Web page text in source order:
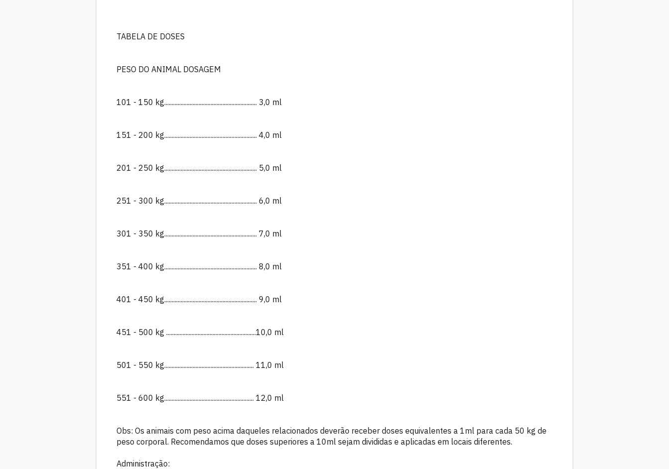
TABELA DE DOSES
PESO DO ANIMAL DOSAGEM
101 - 150 kg.............................................................. 3,0 ml
151 - 200 kg.............................................................. 4,0 ml
201 - 250 kg.............................................................. 5,0 ml
251 - 300 kg.............................................................. 6,0 ml
301 - 350 kg.............................................................. 7,0 ml
351 - 400 kg.............................................................. 8,0 ml
401 - 450 kg.............................................................. 9,0 ml
451 - 500 kg ............................................................10,0 ml
501 - 550 kg............................................................ 11,0 ml
551 - 600 kg............................................................ 12,0 ml
Obs: Os animais com peso acima daqueles relacionados deverão receber doses equivalentes a 1ml para cada 50 kg de
peso corporal. Recomendamos que doses superiores a 10ml sejam divididas e aplicadas em locais diferentes.
Administração: